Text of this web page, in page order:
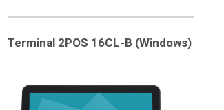
Terminal 2POS 16CL-B (Windows)